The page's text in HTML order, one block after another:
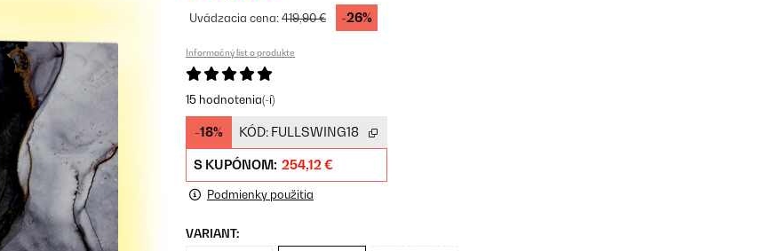
Uvádzacia cena:419,90 € -26%
Informačný list o produkte
15 hodnotenia(-í)
-18% KÓD: FULLSWING18
S KUPÓNOM: 254,12 €
Podmienky použitia
VARIANT: